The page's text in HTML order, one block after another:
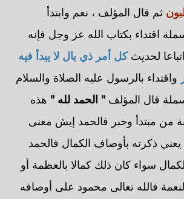
ثم قال المؤلف ، نعم وابتدأ
اقتداء بكتاب الله عز وجل فإنه
لحديثكل أمر ذي بال لا يبدأ فيه
واقتداء بالرسول عليه الصلاة والسلام
قال المؤلف " الحمد لله " هذه
من مبتدأ وخبر فالحمد إيش معنى
ذكرته بأوصاف الكمال فالحمد
سواء كان ذلك كمالا بالعظمة أو
فالله تعالى محمود على أوصافه